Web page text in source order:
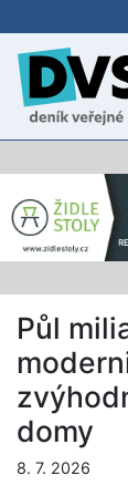
Půl
domy
8. 7. 2026